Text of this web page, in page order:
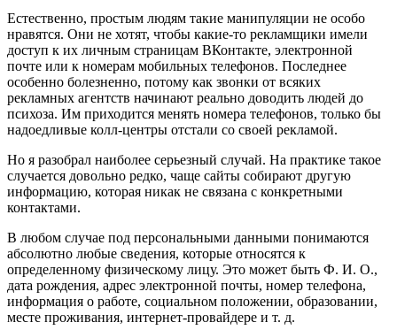
Естественно, простым людям такие манипуляции не особо
нравятся. Они не хотят, чтобы какие-то рекламщики имели
доступ к их личным страницам ВКонтакте, электронной
почте или к номерам мобильных телефонов. Последнее
особенно болезненно, потому как звонки от всяких
рекламных агентств начинают реально доводить людей до
психоза. Им приходится менять номера телефонов, только бы
надоедливые колл-центры отстали со своей рекламой.
Но я разобрал наиболее серьезный случай. На практике такое
случается довольно редко, чаще сайты собирают другую
информацию, которая никак не связана с конкретными
контактами.
В любом случае под персональными данными понимаются
абсолютно любые сведения, которые относятся к
определенному физическому лицу. Это может быть Ф. И. О.,
дата рождения, адрес электронной почты, номер телефона,
информация о работе, социальном положении, образовании,
месте проживания, интернет-провайдере и т. д.